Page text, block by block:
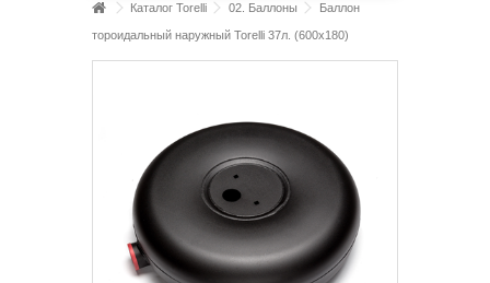
Каталог Torelli 02. Баллоны Баллон
тороидальный наружный Torelli 37л. (600х180)